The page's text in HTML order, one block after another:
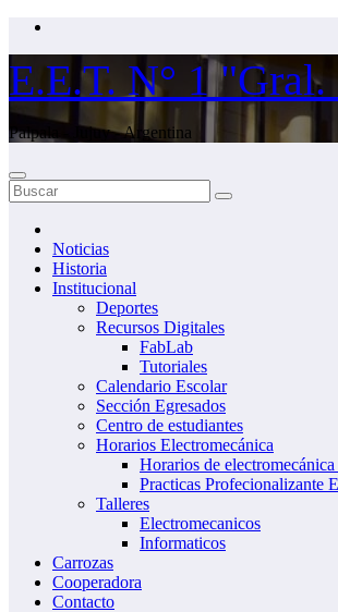
Saltar
contenido
E.E.T. N° 1
Palpala - Jujuy - Argentina
Noticias
Historia
Institucional
Deportes
Recursos Digitales
FabLab
Tutoriales
Calendario Escolar
Sección Egresados
Centro de estudiantes
Horarios Electromecánica
Horarios de
Practicas Profecionalizante
Talleres
Electromecanicos
Informaticos
Carrozas
Cooperadora
Contacto